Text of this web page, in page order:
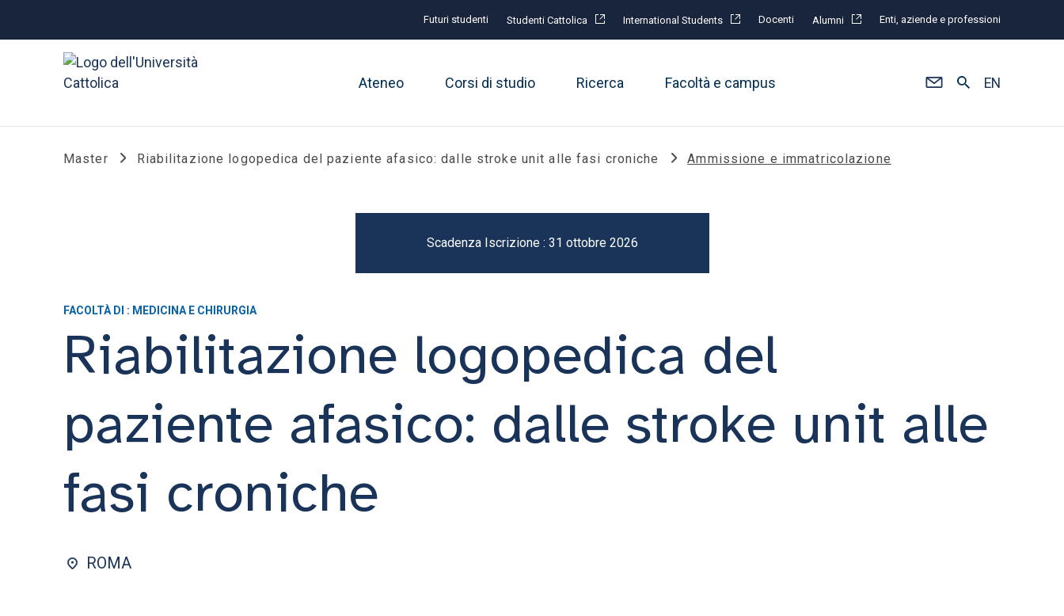
Futuri studenti Studenti Cattolica International Students Docenti Alumni Enti, aziende e professioni
Ateneo Corsi di studio Ricerca Facoltà e campus EN
Master Riabilitazione logopedica del paziente afasico: dalle stroke unit alle fasi croniche Ammissione e immatricolazione
Scadenza Iscrizione : 31 ottobre 2026
FACOLTÀ DI : MEDICINA E CHIRURGIA
Riabilitazione logopedica del
paziente afasico: dalle stroke unit alle
fasi croniche
ROMA